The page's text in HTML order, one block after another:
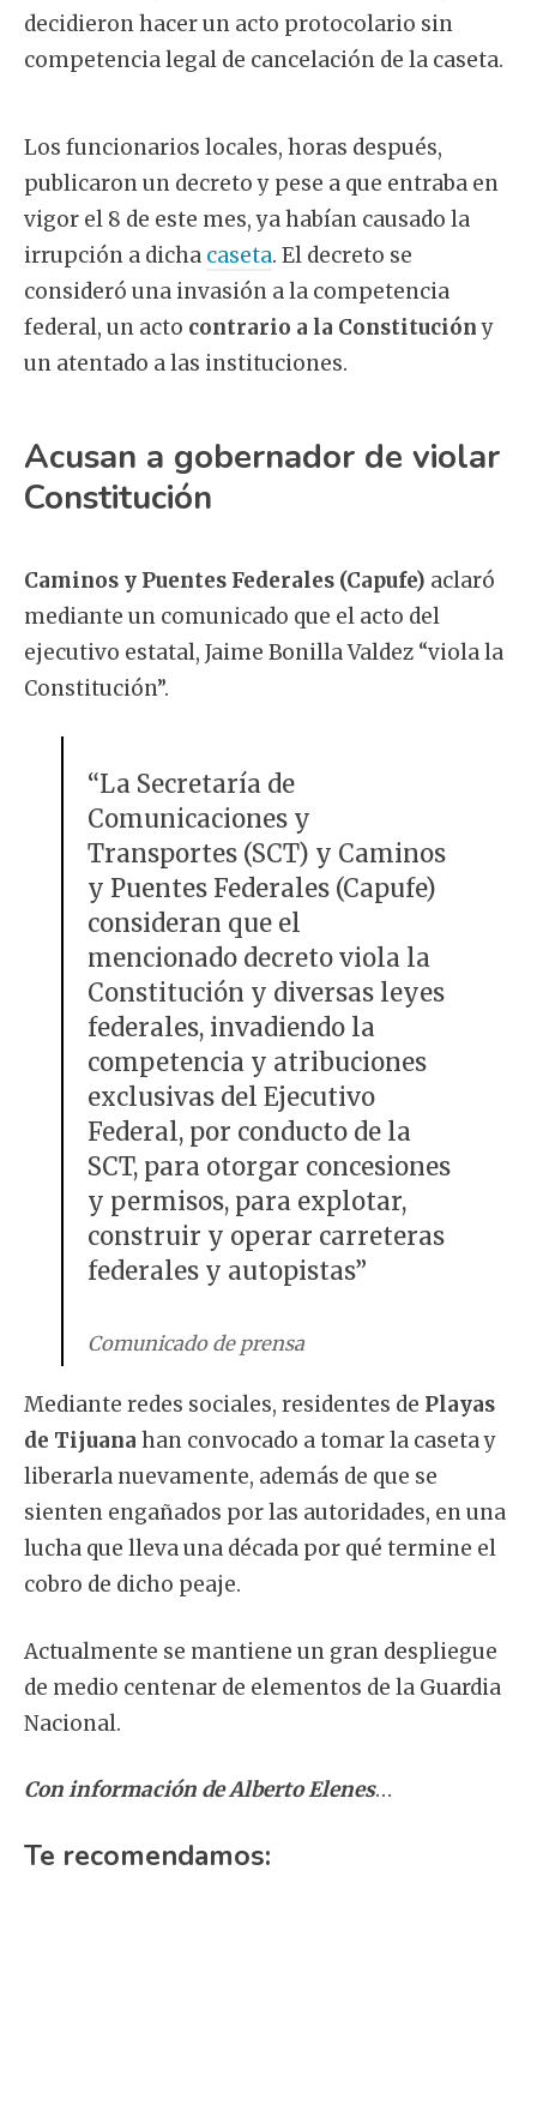
decidieron hacer un acto protocolario sin
competencia legal de cancelación de la caseta.
Los funcionarios locales, horas después,
publicaron un decreto y pese a que entraba en
vigor el 8 de este mes, ya habían causado la
irrupción a dicha caseta. El decreto se
consideró una invasión a la competencia
federal, un acto contrario a la Constitucióny
un atentado a las instituciones.
Acusan a gobernador de violar
Constitución
Caminos y Puentes Federales (Capufe) aclaró
mediante un comunicado que el acto del
ejecutivo estatal, Jaime Bonilla Valdez “viola la
Constitución”.
“La Secretaría de
Comunicaciones y
Transportes (SCT) y Caminos
y Puentes Federales (Capufe)
consideran que el
mencionado decreto viola la
Constitución y diversas leyes
federales, invadiendo la
competencia y atribuciones
exclusivas del Ejecutivo
Federal, por conducto de la
SCT, para otorgar concesiones
y permisos, para explotar,
construir y operar carreteras
federales y autopistas”
Comunicado de prensa
Mediante redes sociales, residentes de Playas
de Tijuana han convocado a tomar la caseta y
liberarla nuevamente, además de que se
sienten engañados por las autoridades, en una
lucha que lleva una década por qué termine el
cobro de dicho peaje.
Actualmente se mantiene un gran despliegue
de medio centenar de elementos de la Guardia
Nacional.
Con información de Alberto Elenes…
Te recomendamos: